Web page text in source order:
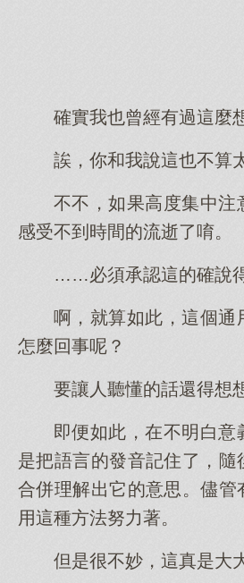
確實我也曾經有過這麼
誒，你和我說這也不算
不不，如果高度集中注
感受不到時間的流逝了唷。
……必須承認這的確說
啊，就算如此，這個通
怎麼回事呢？
要讓人聽懂的話還得想
即便如此，在不明白意
是把語言的發音記住了，隨
合併理解出它的意思。儘管
用這種方法努力著。
但是很不妙，這真是大